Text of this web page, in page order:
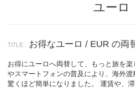
ユーロ
お得なユーロ / EUR の両
お得にユーロへ両替して、もっと旅を
やスマートフォンの普及により、海外
驚くほど簡単になりました。 運賃や、